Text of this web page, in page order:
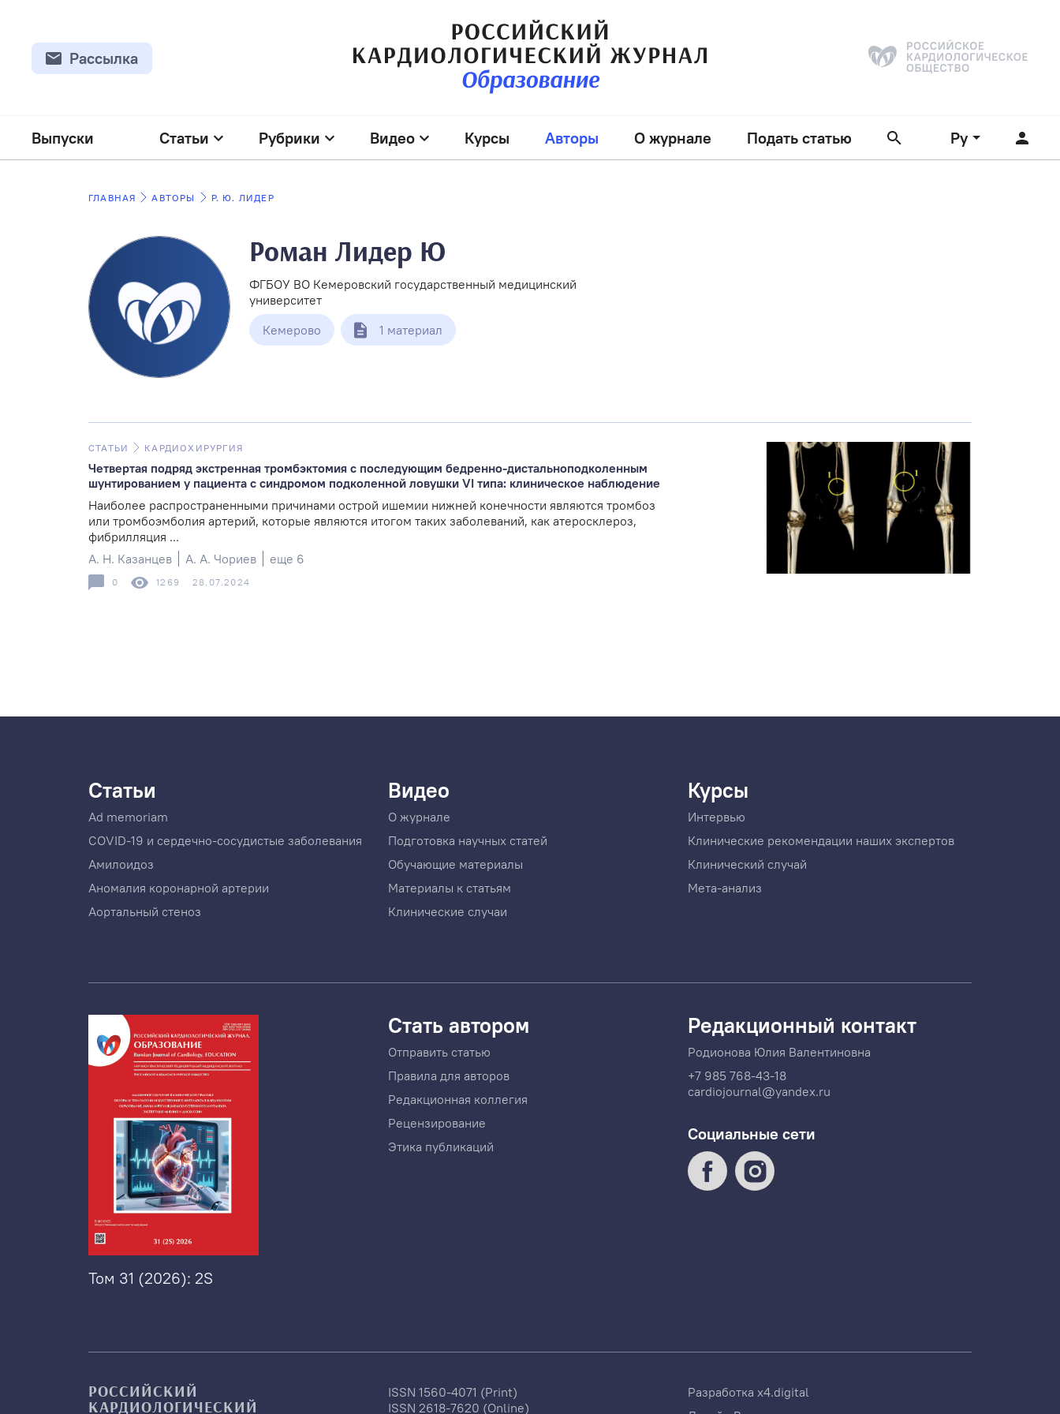
Рассылка
Выпуски Статьи Рубрики Видео Курсы Авторы О журнале Подать статью Ру
ГЛАВНАЯ АВТОРЫ Р. Ю. ЛИДЕР
Роман Лидер Ю
ФГБОУ ВО Кемеровский государственный медицинский
университет
Кемерово
1 материал
СТАТЬИ КАРДИОХИРУРГИЯ
Четвертая подряд экстренная тромбэктомия с последующим бедренно-дистальноподколенным
шунтированием у пациента с синдромом подколенной ловушки VI типа: клиническое наблюдение
Наиболее распространенными причинами острой ишемии нижней конечности являются тромбоз
или тромбоэмболия артерий, которые являются итогом таких заболеваний, как атеросклероз,
фибрилляция ...
А. Н. Казанцев
А. А. Чориев еще 6
0 1269 28.07.2024
Статьи
Ad memoriam
COVID-19 и сердечно-сосудистые заболевания
Амилоидоз
Аномалия коронарной артерии
Аортальный стеноз
Видео
О журнале
Подготовка научных статей
Обучающие материалы
Материалы к статьям
Клинические случаи
Курсы
Интервью
Клинические рекомендации наших экспертов
Клинический случай
Мета-анализ
Том 31 (2026): 2S
Стать автором
Отправить статью
Правила для авторов
Редакционная коллегия
Рецензирование
Этика публикаций
Редакционный контакт
Родионова Юлия Валентиновна
+7 985 768-43-18
cardiojournal@yandex.ru
Социальные сети
РОССИЙСКИЙ
КАРДИОЛОГИЧЕСКИЙ
ISSN 1560-4071 (Print)
ISSN 2618-7620 (Online)
Разработка x4.digital